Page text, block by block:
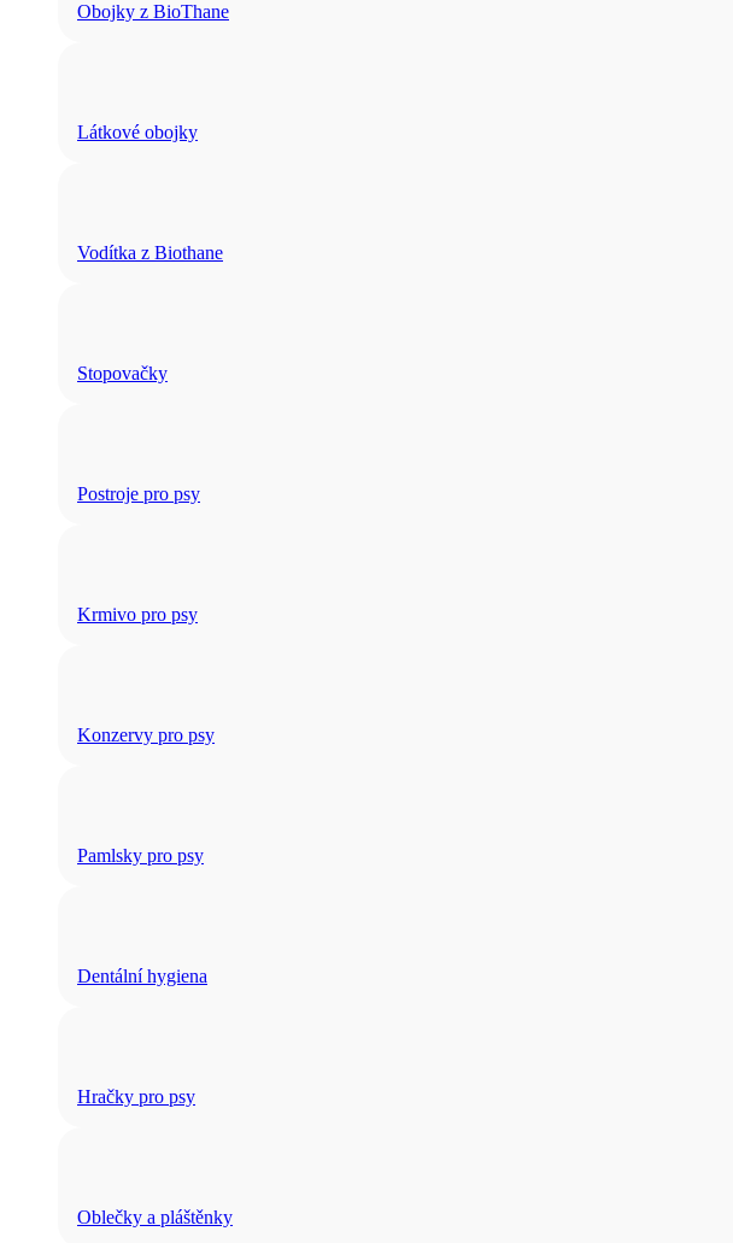
Obojky z BioThane
Látkové obojky
Vodítka z Biothane
Stopovačky
Postroje pro psy
Krmivo pro psy
Konzervy pro psy
Pamlsky pro psy
Dentální hygiena
Hračky pro psy
Oblečky a pláštěnky